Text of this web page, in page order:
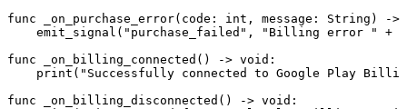
func _on_purchase_error(code: int, message: String) -
emit_signal("purchase_failed", "Billing error " +
func _on_billing_connected() -> void:
print("Successfully connected to Google Play
func _on_billing_disconnected() -> void: